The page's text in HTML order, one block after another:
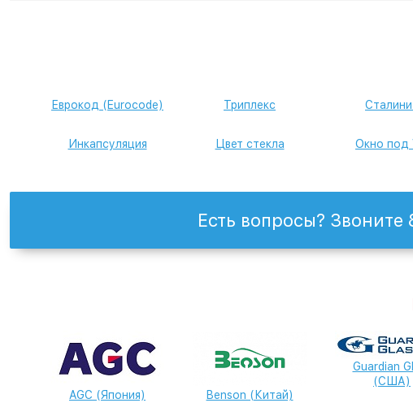
Еврокод (Eurocode) Триплекс
Инкапсуляция Цвет стекла Окно под
Есть вопросы?
AGC (Япония) Benson (Китай)
Guardian
(США)